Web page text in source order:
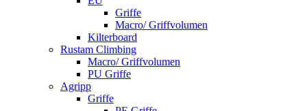
Griffe
Macro/ Griffvolumen
Kilterboard
Rustam Climbing
Macro/ Griffvolumen
PU Griffe
Agripp
Griffe